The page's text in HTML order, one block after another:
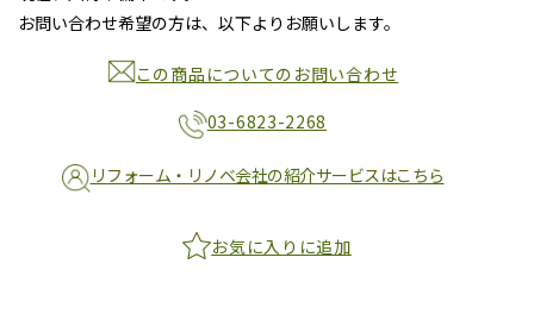
お問い合わせ希望の方は、以下よりお願いします。
この商品についてのお問い合わせ
03-6823-2268
リフォーム・リノベ会社の紹介サービスはこちら
お気に入りに追加